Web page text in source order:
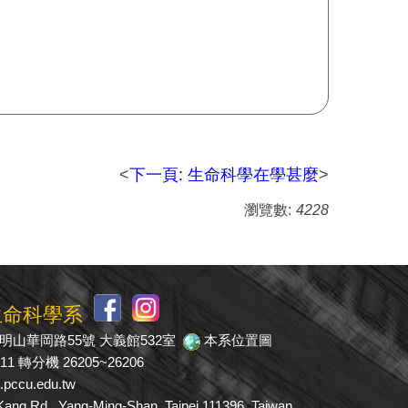
<下一頁: 生命科學在學甚麼>
瀏覽數: 4228
科學系
山華岡路55號 大義館532室
本系位置圖
轉分機 26205~26206